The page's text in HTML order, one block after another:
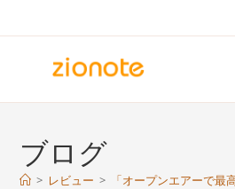
ン
ツ
ブログ
> レビュー > 「オープンエアーで最